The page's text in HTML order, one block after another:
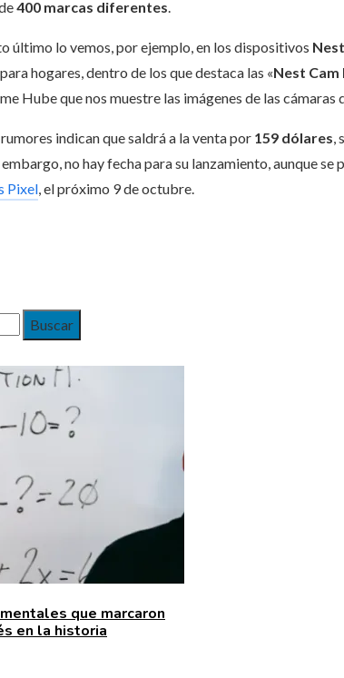
400 marcas diferentes.
último lo vemos, por ejemplo, en los dispositivos Nest
hogares, dentro de los que destaca las «Nest
Hube que nos muestre las imágenes de las cámaras
indican que saldrá a la venta por 159 dólares,
no hay fecha para su lanzamiento, aunque se
Pixel, el próximo 9 de octubre.
que marcaron
en la historia